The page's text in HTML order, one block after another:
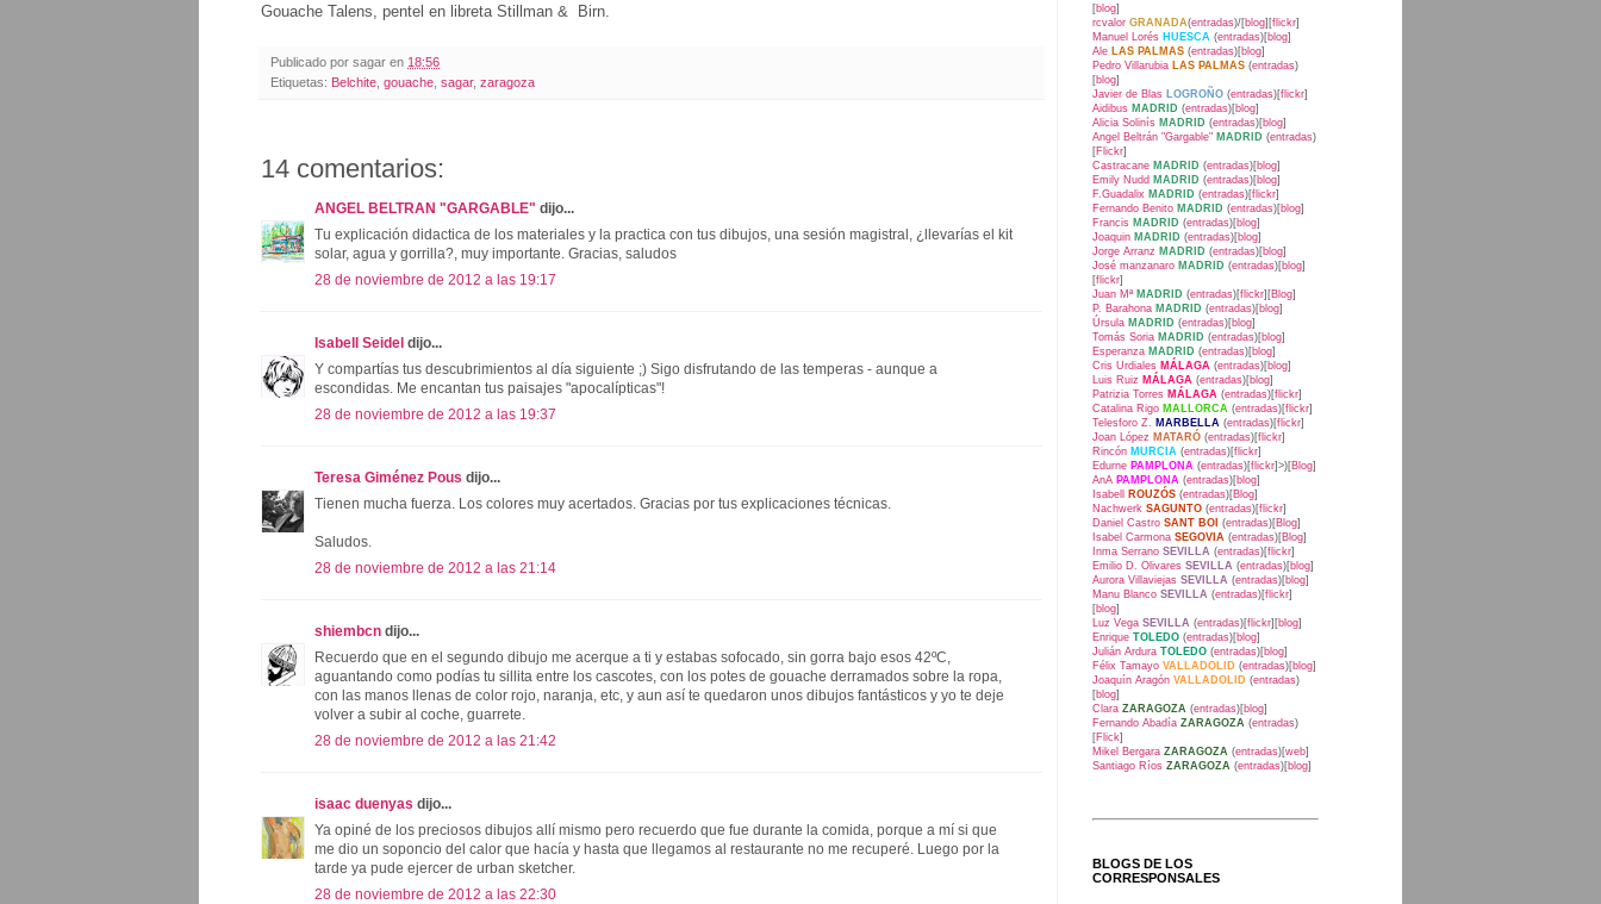
Gouache Talens, pentel en libreta Stillman & Birn.
Publicado por sagar en 18:56
Etiquetas: Belchite gouache sagar, zaragoza
14 comentarios:
ANGEL BELTRAN "GARGABLE" dijo...
Tu explicación didactica de los materiales y la practica con tus dibujos, una sesión magistral, ¿llevarías el kit
solar, agua y gorrilla?, muy importante. Gracias, saludos
28 de noviembre de 2012 a las 19:17
Isabell Seidel dijo...
Y compartías tus descubrimientos al día siguiente ;) Sigo disfrutando de las temperas - aunque a
escondidas. Me encantan tus paisajes "apocalípticas"!
28 de noviembre de 2012 a las 19:37
Teresa Giménez Pous dijo...
Tienen mucha fuerza. Los colores muy acertados. Gracias por tus explicaciones técnicas.
Saludos.
28 de noviembre de 2012 a las 21:14
shiembcn dijo...
Recuerdo que en el segundo dibujo me acerque a ti y estabas sofocado, sin gorra bajo esos 42ºC,
aguantando como podías tu sillita entre los cascotes, con los potes de gouache derramados sobre la ropa,
con las manos llenas de color rojo, naranja, etc, y aun así te quedaron unos dibujos fantásticos y yo te deje
volver a subir al coche, guarrete.
28 de noviembre de 2012 a las 21:42
isaac duenyas dijo...
Ya opiné de los preciosos dibujos allí mismo pero recuerdo que fue durante la comida, porque a mí si que
me dio un soponcio del calor que hacía y hasta que llegamos al restaurante no me recuperé. Luego por la
tarde ya pude ejercer de urban sketcher.
28 de noviembre de 2012 a las 22:30
[blog]
rcvalor GRANADA(entradas)/[blog][flickr]
Manuel Lorés HUESCA (entradas)[blog]
Ale LAS PALMAS (entradas)[blog]
Pedro Villarubia LAS PALMAS (entradas)
[blog]
Javier de Blas LOGROÑO (entradas)[flickr]
Aidibus MADRID (entradas)[blog]
Alicia Solinís MADRID (entradas)[blog]
Angel Beltrán "Gargable" MADRID (entradas)
[Flickr]
Castracane MADRID (entradas)[blog]
Emily Nudd MADRID (entradas)[blog]
F.Guadalix MADRID (entradas)[flickr]
Fernando Benito MADRID (entradas)[blog]
Francis MADRID (entradas)[blog]
Joaquin MADRID (entradas)[blog]
Jorge Arranz MADRID (entradas)[blog]
José manzanaro MADRID (entradas)[blog]
[flickr]
Juan Mª MADRID (entradas)[flickr][Blog]
P. Barahona MADRID (entradas)[blog]
Úrsula MADRID (entradas)[blog]
Tomás Soria MADRID (entradas)[blog]
Esperanza MADRID (entradas)[blog]
Cris Urdiales MÁLAGA (entradas)[blog]
Luis Ruiz MÁLAGA (entradas)[blog]
Patrizia Torres MÁLAGA (entradas)[flickr]
Catalina Rigo MALLORCA (entradas)[flickr]
Telesforo Z. MARBELLA (entradas)[flickr]
Joan López MATARÓ (entradas)[flickr]
Rincón MURCIA (entradas)[flickr]
Edurne PAMPLONA (entradas)[flickr]>)[Blog]
AnA PAMPLONA (entradas)[blog]
Isabell
ROUZÓS (entradas)[Blog]
Nachwerk SAGUNTO (entradas)[flickr]
Daniel Castro SANT BOI (entradas)[Blog]
Isabel Carmona SEGOVIA (entradas)[Blog]
Inma Serrano SEVILLA (entradas)[flickr]
Emilio D. Olivares SEVILLA (entradas)[blog]
Aurora Villaviejas SEVILLA (entradas)[blog]
Manu Blanco SEVILLA (entradas)[flickr]
[blog]
Luz Vega SEVILLA (entradas)[flickr][blog]
Enrique TOLEDO (entradas)[blog]
Julián Ardura TOLEDO (entradas)[blog]
Félix Tamayo VALLADOLID (entradas)[blog]
Joaquín Aragón VALLADOLID (entradas)
[blog]
Clara ZARAGOZA (entradas)[blog]
Fernando Abadía ZARAGOZA (entradas)
[Flick]
Mikel Bergara ZARAGOZA (entradas)[web]
Santiago Ríos ZARAGOZA (entradas)[blog]
BLOGS DE LOS
CORRESPONSALES